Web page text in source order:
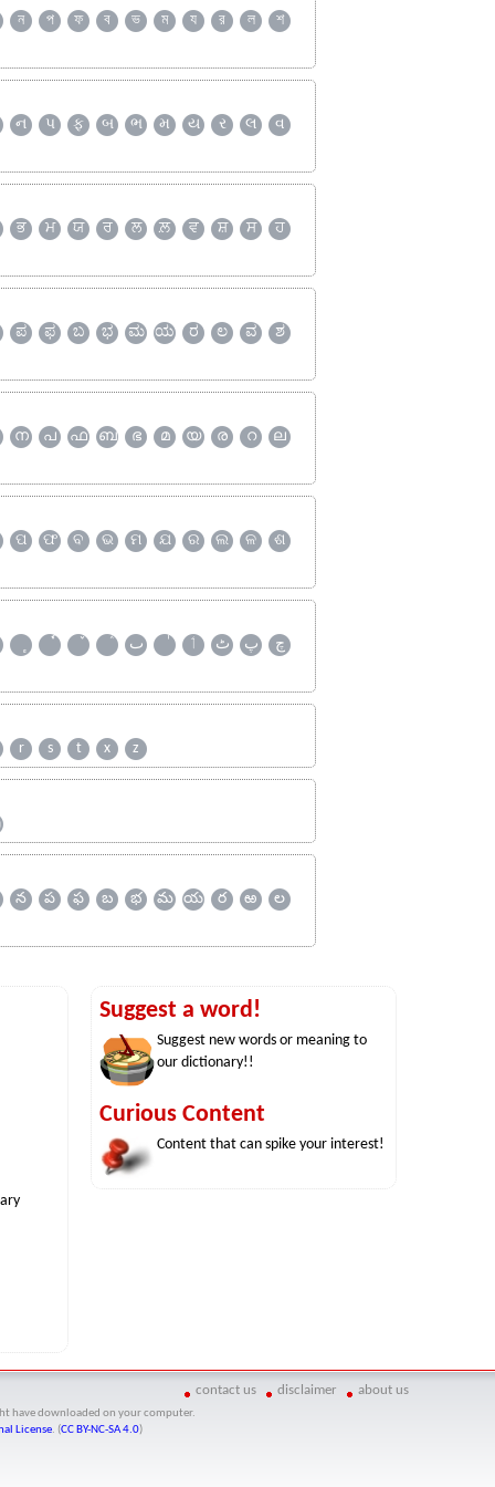
ন প ফ ব ভ ম য র ল
শ
ન પ ફ બ ભ મ ય ર લ
વ
ਭ ਮ ਯ ਰ ਲ ਲ਼ ਵ ਸ਼ ਸ
ਹ
ಪ ಫ ಬ ಭ ಮ ಯ ರ ಲ ವ
ಶ
ന പ ഫ ബ ഭ മ യ ര റ
ല
ପ ଫ ବ ଭ ମ ଯ ର ଲ ଳ
ଶ
ٮ ٲ ٹ پ
چ
r s t x z
న ప ఫ బ భ మ య ర ఱ
ల
Suggest a word!
Suggest new words or meaning to
our dictionary!!
Curious Content
Content that can spike your interest!
contact us disclaimer about us
have downloaded on your computer.
License. (CC BY-NC-SA 4.0)